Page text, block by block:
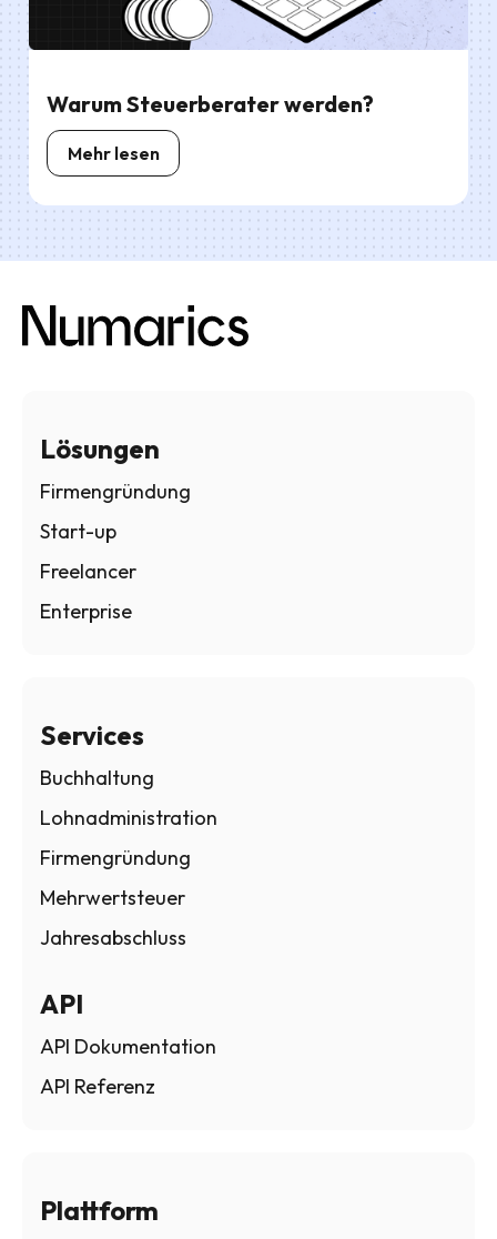
Warum Steuerberater werden?
Mehr lesen
Lösungen
Firmengründung
Start-up
Freelancer
Enterprise
Services
Buchhaltung
Lohnadministration
Firmengründung
Mehrwertsteuer
Jahresabschluss
API
API Dokumentation
API Referenz
Plattform